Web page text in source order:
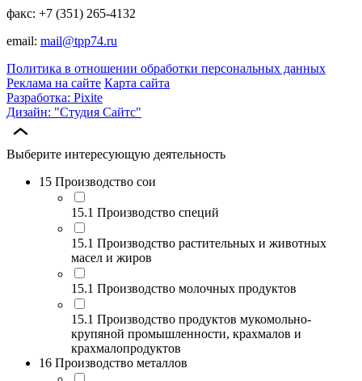
факс: +7 (351) 265-4132
email: mail@tpp74.ru
Политика в отношении обработки персональных данных
Реклама на сайте Карта сайта
Разработка: Pixite
Дизайн: "Студия Сайтс"
Выберите интересующую деятельность
15 Производство сои
15.1 Производство специй
15.1 Производство растительных и животных
масел и жиров
15.1 Производство молочных продуктов
15.1 Производство продуктов мукомольно-
крупяной промышленности, крахмалов и
крахмалопродуктов
16 Производство металлов